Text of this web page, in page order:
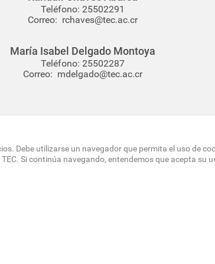
Teléfono: 25502291
Correo: rchaves@tec.ac.cr
María Isabel Delgado Montoya
Teléfono: 25502287
Correo: mdelgado@tec.ac.cr
Debe utilizarse un navegador que permita el uso de
Si continúa navegando, entendemos que acepta su